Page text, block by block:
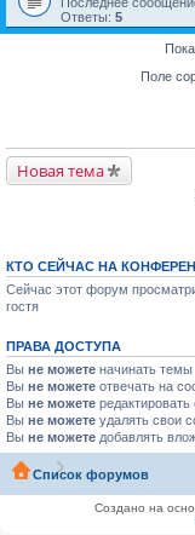
Ответы: 5
Поле
Новая тема
КТО СЕЙЧАС НА
Сейчас этот форум
гостя
ПРАВА ДОСТУПА
Вы не можете начинать темы
Вы не можете отвечать на
Вы не можете
Вы не можете удалять свои
Вы не можете добавлять
Список форумов
Создано на